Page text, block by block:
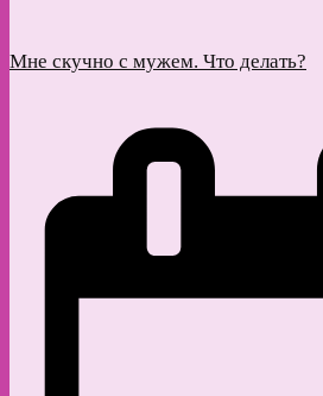
Мне скучно с мужем. Что делать?